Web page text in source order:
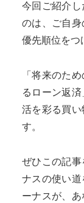
今回ご紹介
のは、ご自身
優先順位をつ
「将来のた
るローン返
活を彩る買
す。
ぜひこの記
ナスの使い
ーナスが、